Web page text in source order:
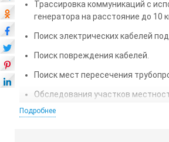
Трассировка коммуникаций с
генератора на расстояние до 10
Поиск электрических кабелей
Поиск повреждения кабелей.
Поиск мест пересечения
Обследования участков
проведением земляных работ.
Подробнее